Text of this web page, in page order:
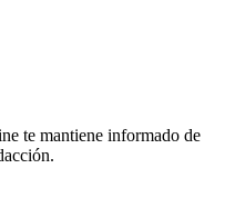
te mantiene informado de